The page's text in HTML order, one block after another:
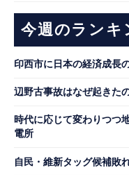
今週のランキ
印西市に日本の経済成長
辺野古事故はなぜ起きた
時代に応じて変わりつつ
電所
自民・維新タッグ候補敗